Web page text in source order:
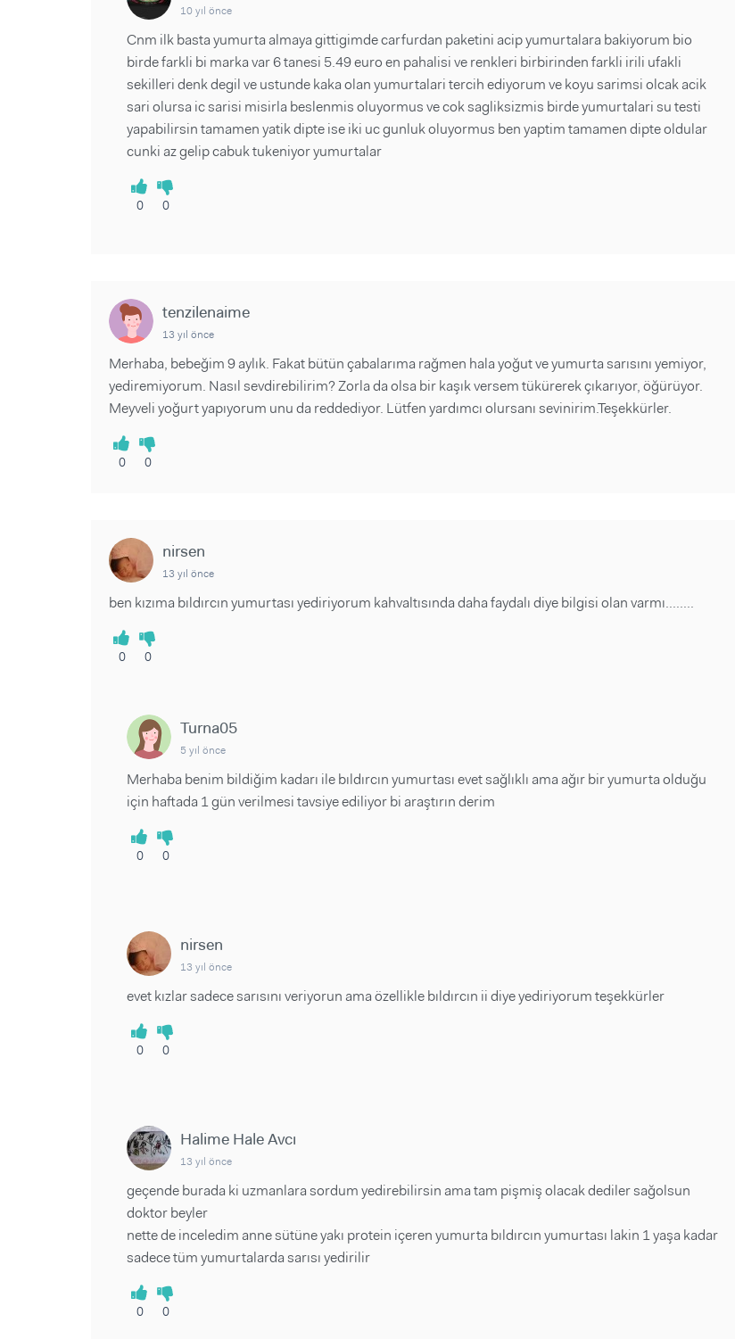
10 yıl önce
Cnm ilk basta yumurta almaya gittigimde carfurdan paketini acip yumurtalara bakiyorum bio
birde farkli bi marka var 6 tanesi 5.49 euro en pahalisi ve renkleri birbirinden farkli irili ufakli
sekilleri denk degil ve ustunde kaka olan yumurtalari tercih ediyorum ve koyu sarimsi olcak acik
sari olursa ic sarisi misirla beslenmis oluyormus ve cok sagliksizmis birde yumurtalari su testi
yapabilirsin tamamen yatik dipte ise iki uc gunluk oluyormus ben yaptim tamamen dipte oldular
cunki az gelip cabuk tukeniyor yumurtalar
0 0
tenzilenaime
13 yıl önce
Merhaba, bebeğim 9 aylık. Fakat bütün çabalarıma rağmen hala yoğut ve yumurta sarısını yemiyor,
yediremiyorum. Nasıl sevdirebilirim? Zorla da olsa bir kaşık versem tükürerek çıkarıyor, öğürüyor.
Meyveli yoğurt yapıyorum unu da reddediyor. Lütfen yardımcı olursanı sevinirim.Teşekkürler.
0 0
nirsen
13 yıl önce
ben kızıma bıldırcın yumurtası yediriyorum kahvaltısında daha faydalı diye bilgisi olan varmı........
0 0
Turna05
5 yıl önce
Merhaba benim bildiğim kadarı ile bıldırcın yumurtası evet sağlıklı ama ağır bir yumurta olduğu
için haftada 1 gün verilmesi tavsiye ediliyor bi araştırın derim
0 0
nirsen
13 yıl önce
evet kızlar sadece sarısını veriyorun ama özellikle bıldırcın ii diye yediriyorum teşekkürler
0 0
Halime Hale Avcı
13 yıl önce
geçende burada ki uzmanlara sordum yedirebilirsin ama tam pişmiş olacak dediler sağolsun
doktor beyler
nette de inceledim anne sütüne yakı protein içeren yumurta bıldırcın yumurtası lakin 1 yaşa kadar
sadece tüm yumurtalarda sarısı yedirilir
0 0